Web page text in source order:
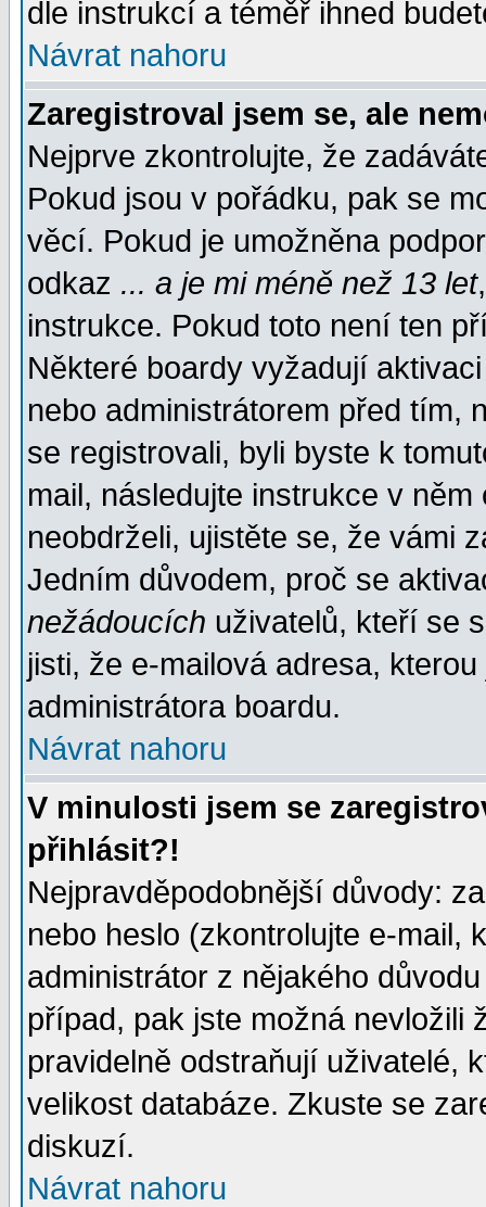
dle instrukcí a téměř ihned
Návrat nahoru
Zaregistroval jsem se, ale
Nejprve zkontrolujte, že
Pokud jsou v pořádku, pak se
věcí. Pokud je umožněna
odkaz ... a je mi méně než 13 let
instrukce. Pokud toto není ten
Některé boardy vyžadují
nebo administrátorem před tím,
se registrovali, byli byste k
mail, následujte instrukce v
neobdrželi, ujistěte se, že vámi
Jedním důvodem, proč se
nežádoucích uživatelů, kteří se
jisti, že e-mailová adresa,
administrátora boardu.
Návrat nahoru
V minulosti jsem se
přihlásit?!
Nejpravděpodobnější důvody:
nebo heslo (zkontrolujte e-mail,
administrátor z nějakého
případ, pak jste možná nevložili
pravidelně odstraňují uživatelé,
velikost databáze. Zkuste se
diskuzí.
Návrat nahoru